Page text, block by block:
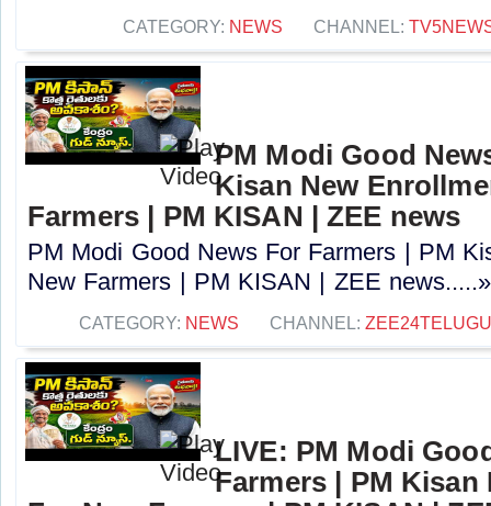
CATEGORY: NEWS CHANNEL:
PM Modi Good
Kisan New
Farmers | PM KISAN | ZEE news
PM Modi Good News For Farmers | PM
New Farmers | PM KISAN | ZEE
CATEGORY: NEWS CHANNEL:
LIVE: PM Modi
Farmers | PM